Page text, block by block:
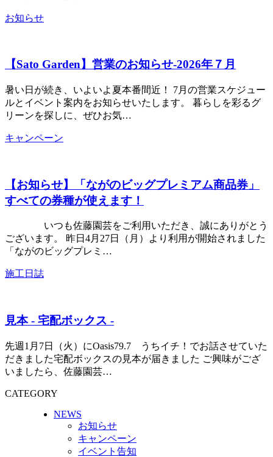
お知らせ
【Sato Garden】営業のお知らせ‐2026年７月
暑い日が続き、いよいよ夏本番間近！ 7月の営業スケジュー
ルとイベント案内をお知らせいたします。 暮らしを彩るグ
リーンを探しに、ぜひお気…
キャンペーン
【お知らせ】「ながのビッグプレミアム商品券」
すべての券種が使えます！
いつも佐藤園芸をご利用いただき、誠にありがとう
ございます。 昨日4月27日（月）より利用が開始されました
「ながのビッグプレミ…
施工日誌
見本 - 宅配ボックス -
先週1月7日（火）にOasis79.7 うちイチ！でお話させていた
だきました宅配ボックスの見本が届きました ご興味がござ
いましたら、佐藤園芸…
CATEGORY
NEWS
お知らせ
キャンペーン
イベント告知